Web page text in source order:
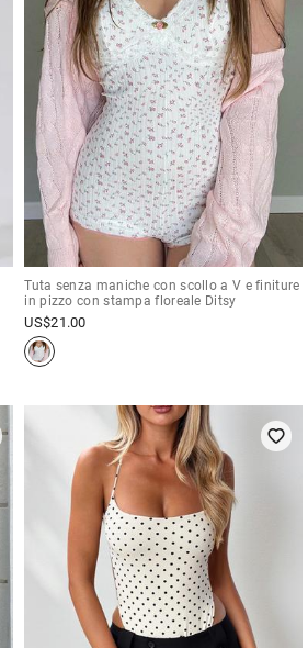
Tuta senza maniche con scollo a V e finiture
in pizzo con stampa floreale Ditsy
US$21.00